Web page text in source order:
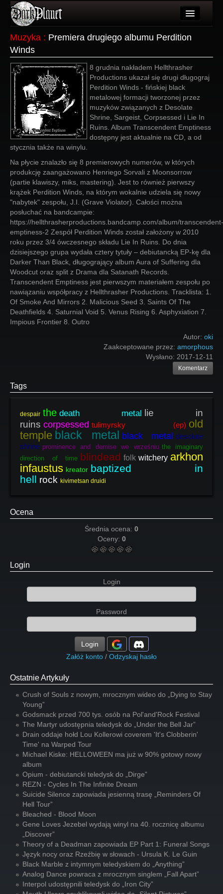
Wydarzenia
Galeria
Forum
Więcej
Login
Muzyka : Premiera drugiego albumu Perdition
Winds
8 grudnia nakładem Hellthrasher
Productions ukazał się drugi długograj
Perdition Winds - fińskiej black
metalowej formacji tworzonej przez
muzyków związanych z Desolate
Shrine, Sargeist, Corpsessed i Lie In
Ruins. Album Transcendent Emptiness
dostępny jest aktualnie na CD, a od
stycznia także na winylu.
Na płycie znalazło się 8 premierowych numerów, w których
produkcję zaangażowano Henriego Sorvali z Moonsorrow
(partie klawiszy, miks, mastering). Jest to również pierwszy
krążek Perdition Winds, na którym wokalnie udziela się nowy
"nabytek" zespołu, J.I. (Grave Violator). Całości można
posłuchać na bandcampie:
https://hellthrasherproductions.bandcamp.com/album/transcendent-
emptiness-2 Zespół Perdition Winds został założony w 2010
roku przez 3/4 ówczesnego składu Lie In Ruins. Do dnia
dzisiejszego grupa wydała cztery tytuły – debiutancką EP-kę dla
Darker Than Black, długogrający album Aura of Suffering dla
Woodcut oraz split z Drama dla Satanath Records.
Transcendent Emptiness jest pierwszym materiałem zespołu po
nawiązaniu współpracy z Hellthrasher Productions. Tracklista: 1.
Of Smoke And Mirrors 2. Malicious Seed 3. Saints Of The
Deathfields 4. Saturnial Void 5. Venus Rising 6. Asphyxiation 7.
Impious Frontier 8. Outro
Autor: oki
Zaakceptowane przez: amorphous
Wysłano: 2017-12-11
Komentarz
Tags
despair the death metal lie in
ruins corpsessed tulimyrsky (ep) old
temple black metal black metal desolate
shrine prominence and demise we wrześniu the imaginary
direction of time blindead folk witchery arkhon
infaustus kreator baptized in
hell rock kivimetsan druidi
Ocena
Średnia ocena: 0
Oceny: 0
Login
Login
Password
Login
Załóż konto / Odzyskaj hasło
Ostatnie Artykuły
Crush of Souls z nowym, mrocznym wideo do „Dying to Stay
Young”
Godsmack przed 700 tys. osób na Pol'and'Rock Festival
The Martyr udostępnia teledysk do „Under the Bell Jar”
Drain oddaje hołd Lou Kollerowi coverem 'It's Clobberin'
Time' na Warped Tour
Michael Kiske: HELLOWEEN ma już w 90% gotowy nowy
album
Opium - debiutancki teledysk do „Dirge”
REZN - Cycles In The Infinite Dream
Suicide Silence zapowiada jesienną trasę „Reminders Of
Hell Tour”
Bleached - Blood Moon
Gene Loves Jezebel wydają winyl na 40. rocznicę albumu
„Discover”
Theory of a Deadman zapowiada EP Part 1: Funeral Songs
Język nocy oraz Rzeźbię w słowach - Ursula K. Le Guin
Black Marble z intymnym teledyskiem do „Anything”
Analog Dance powraca z mrocznym singlem „Fall Apart”
Interpol udostępnili teledysk do „Iron City”